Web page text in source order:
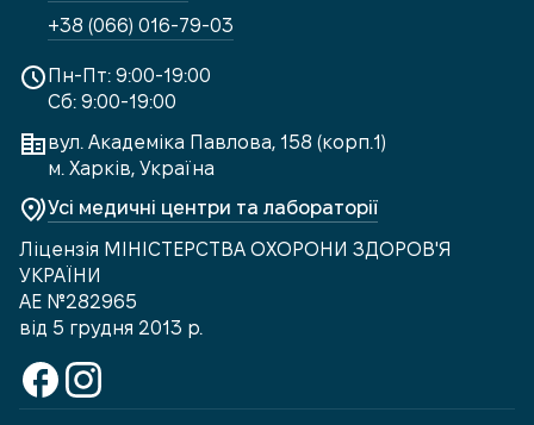
Пн-Пт: 9:00-19:00
Сб: 9:00-19:00
вул. Академіка Павлова, 158 (корп.1)
м. Харків, Україна
Усі медичні центри та лабораторії
Ліцензія МІНІСТЕРСТВА ОХОРОНИ ЗДОРОВ'Я
УКРАЇНИ
АЕ №282965
від 5 грудня 2013 р.
+38 (066) 016-79-03